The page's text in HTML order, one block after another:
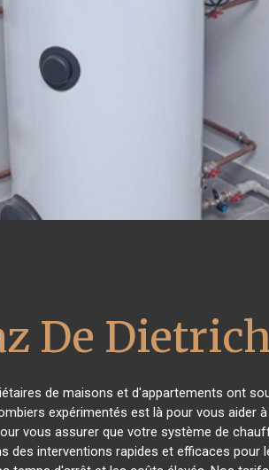
De Dietrich
de maisons et d'appartements ont
expérimentés est là pour vous aider
vous assurer que votre système de
interventions rapides et efficaces pour